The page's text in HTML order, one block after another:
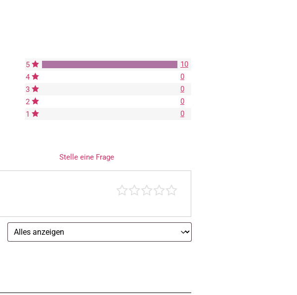
5
10
4
0
3
0
2
0
1
0
Stelle eine Frage